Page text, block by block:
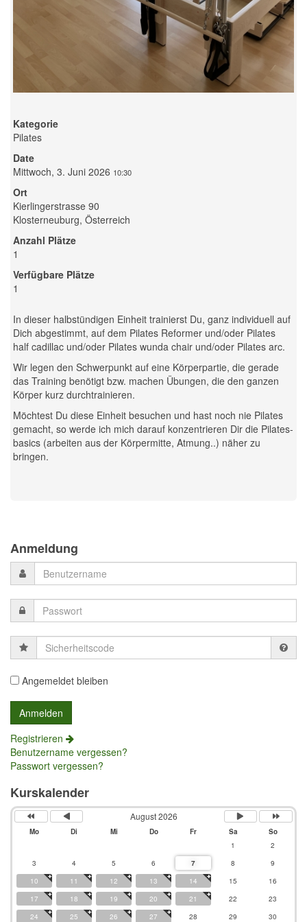
Kategorie
Pilates
Date
Mittwoch, 3. Juni 2026 10:30
Ort
Kierlingerstrasse 90
Klosterneuburg, Österreich
Anzahl Plätze
1
Verfügbare Plätze
1
In dieser halbstündigen Einheit trainierst Du, ganz individuell auf
Dich abgestimmt, auf dem Pilates Reformer und/oder Pilates
half cadillac und/oder Pilates wunda chair und/oder Pilates arc.
Wir legen den Schwerpunkt auf eine Körperpartie, die gerade
das Training benötigt bzw. machen Übungen, die den ganzen
Körper kurz durchtrainieren.
Möchtest Du diese Einheit besuchen und hast noch nie Pilates
gemacht, so werde ich mich darauf konzentrieren Dir die Pilates-
basics (arbeiten aus der Körpermitte, Atmung..) näher zu
bringen.
Anmeldung
Sicherheitscode
Angemeldet bleiben
Registrieren
Benutzername vergessen?
Passwort vergessen?
Kurskalender
August 2026
Mo Di Mi Do Fr Sa
So
1
2
3
4 5 6 7 8
9
10
11 12 13 14 15
16
17
18 19 20 21 22
23
24
25 26 27 28 29 30